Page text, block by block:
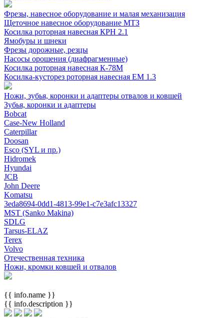
Фрезы, навесное оборудование и малая механизация
Щеточное навесное оборудование МТЗ
Косилка роторная навесная КРН 2.1
Ямобуры и шнеки
Фрезы дорожные, резцы
Насосы орошения (диафрагменные)
Косилка роторная навесная К-78М
Косилка-кусторез роторная навесная ЕМ 1.3
Ножи, зубья, коронки и адаптеры отвалов и ковшей
Зубья, коронки и адаптеры
Bobcat
Case-New Holland
Caterpillar
Doosan
Esco (SYL и пр.)
Hidromek
Hyundai
JCB
John Deere
Komatsu
3eda8694-0dd1-4813-99e1-c7e3afc13327
MST (Sanko Makina)
SDLG
Tarsus-ELAZ
Terex
Volvo
Отечественная техника
Ножи, кромки ковшей и отвалов
{{ info.name }}
{{ info.description }}